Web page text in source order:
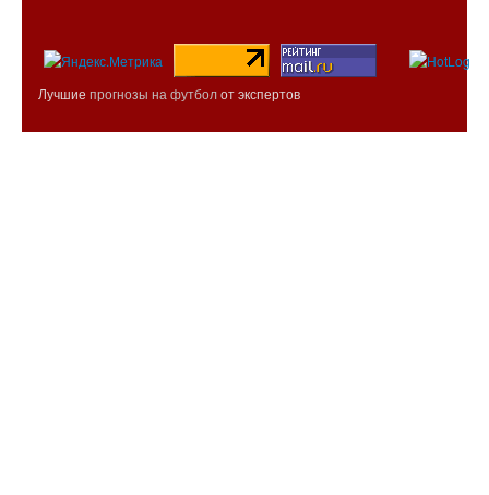
Лучшие прогнозы на футболот экспертов